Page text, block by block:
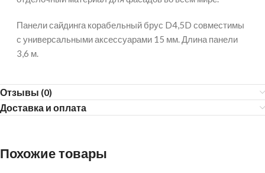
Панели сайдинга корабельный брус D4,5D совместимы
с универсальными аксессуарами 15 мм. Длина панели
3,6 м.
Отзывы (0)
Доставка и оплата
Похожие товары